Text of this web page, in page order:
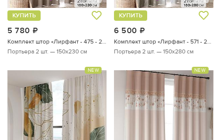
5 780
КУПИТЬ
Портьера 2 шт. — 150х230 см
6 500
КУПИТЬ
Портьера 2 шт. — 150х280 см
NEW NEW